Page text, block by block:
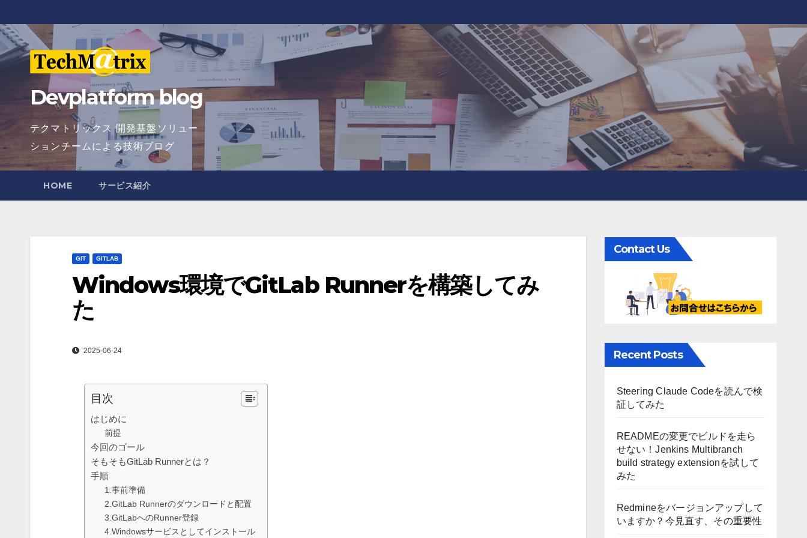
to
content
Devplatform blog
テクマトリックス 開発基盤ソリュー
ションチームによる技術ブログ
HOME サービス紹介
GIT GITLAB
Windows環境でGitLab Runnerを構築してみ
た
2025-06-24
目次
はじめに
前提
今回のゴール
そもそもGitLab Runnerとは？
手順
1.事前準備
2.GitLab Runnerのダウンロードと配置
3.GitLabへのRunner登録
4.Windowsサービスとしてインストール
Contact Us
Recent Posts
Steering Claude Codeを読んで検
証してみた
READMEの変更でビルドを走ら
せない！Jenkins Multibranch
build strategy extensionを試して
みた
Redmineをバージョンアップして
いますか？今見直す、その重要性